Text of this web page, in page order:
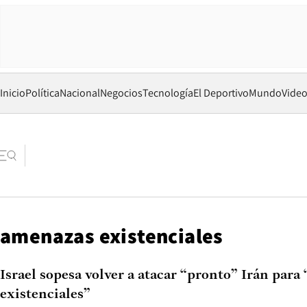
InicioPolíticaNacionalNegociosTecnologíaEl DeportivoMundo
amenazas existenciales
Israel sopesa volver a atacar “pronto” Irán para
existenciales”